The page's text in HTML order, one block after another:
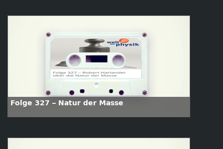
Folge 327 – Natur der Masse